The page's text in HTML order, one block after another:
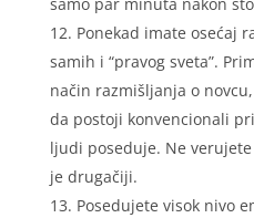
Ponekad imate osećaj
samih i “pravog sveta”.
način razmišljanja o
da postoji konvencionali
ljudi poseduje. Ne
je drugačiji.
Posedujete visok nivo